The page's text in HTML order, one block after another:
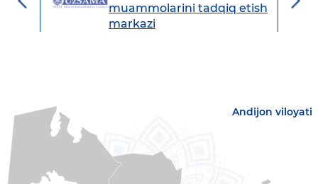
muammolarini tadqiq etish
markazi
Andijon viloyati